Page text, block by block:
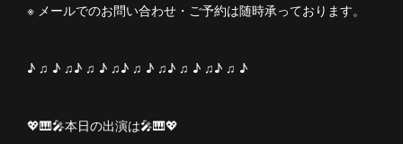
※ メールでのお問い合わせ・ご予約は随時承っております。
♪ ♫ ♪ ♫♪ ♫ ♪ ♫♪ ♫ ♪ ♫♪ ♫ ♪ ♫♪ ♫ ♪
💖🎹🎤本日の出演は🎤🎹💖